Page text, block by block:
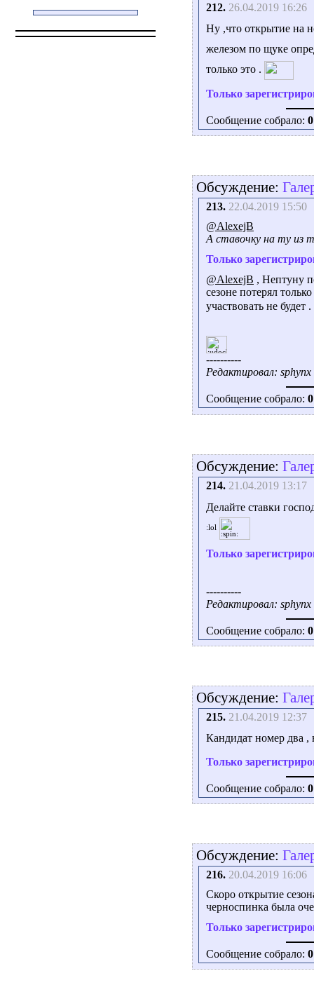
212. 26.04.2019 16:26
Ну ,что открытие на
железом по щуке
только это .
Только
Сообщение собрало: 0
Обсуждение:
213. 22.04.2019 15:50
@AlexejB
А ставочку на ту из
Только
@AlexejB , Нептуну
сезоне потерял
участвовать не
----------
Редактировал:
Сообщение собрало: 0
Обсуждение:
214. 21.04.2019 13:17
Делайте ставки
Только
----------
Редактировал:
Сообщение собрало: 0
Обсуждение:
215. 21.04.2019 12:37
Кандидат номер два ,
Только
Сообщение собрало: 0
Обсуждение:
216. 20.04.2019 16:06
Скоро открытие
черноспинка была
Только
Сообщение собрало: 0